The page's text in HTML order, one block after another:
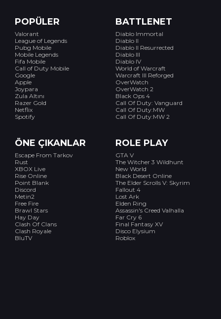
POPÜLER
Valorant
League of Legends
Pubg Mobile
Mobile Legends
Fifa Mobile
Call of Duty Mobile
Google
Apple
Joypara
Zula Altını
Razer Gold
Netflix
Spotify
BATTLENET
Diablo Immortal
Diablo II
Diablo II Resurrected
Diablo III
Diablo IV
World of Warcraft
Warcraft III Reforged
OverWatch
OverWatch 2
Black Ops 4
Call Of Duty: Vanguard
Call Of Duty:MW
Call Of Duty:MW 2
ÖNE ÇIKANLAR
Escape From Tarkov
Rust
XBOX Live
Rise Online
Point Blank
Discord
Metin2
Free Fire
Brawl Stars
Hay Day
Clash Of Clans
Clash Royale
BluTV
ROLE PLAY
GTA V
The Witcher 3 Wildhunt
New World
Black Desert Online
The Elder Scrolls V: Skyrim
Fallout 4
Lost Ark
Elden Ring
Assassin's Creed Valhalla
Far Cry 6
Final Fantasy XV
Disco Elysium
Roblox